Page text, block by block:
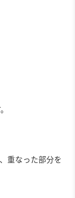
重なった部分を